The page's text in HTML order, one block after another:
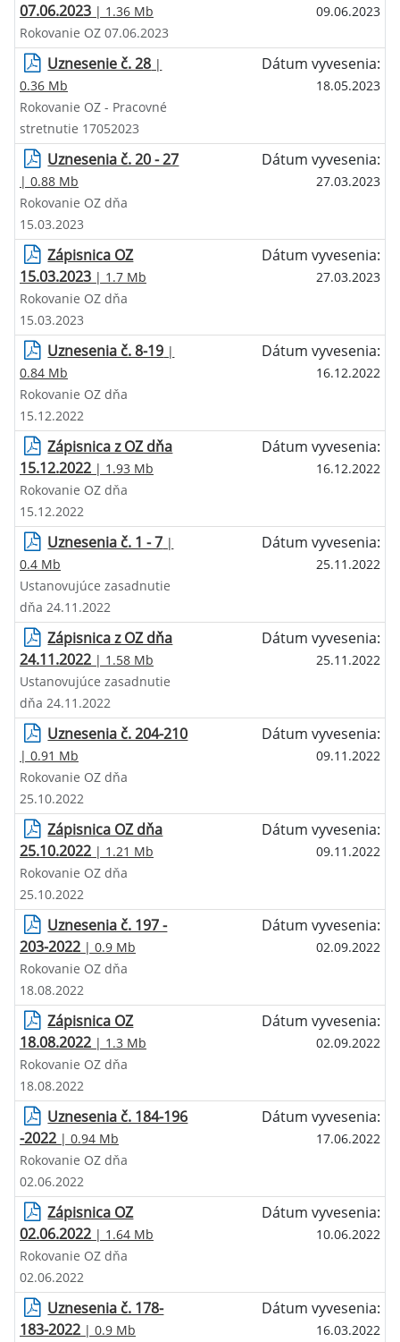
07.06.2023 | 1.36 Mb
09.06.2023
Rokovanie OZ 07.06.2023
Uznesenie č. 28 |
0.36 Mb
Dátum vyvesenia:
18.05.2023
Rokovanie OZ - Pracovné
stretnutie 17052023
Uznesenia č. 20 - 27
| 0.88 Mb
Dátum vyvesenia:
27.03.2023
Rokovanie OZ dňa
15.03.2023
Zápisnica OZ
15.03.2023 | 1.7 Mb
Dátum vyvesenia:
27.03.2023
Rokovanie OZ dňa
15.03.2023
Uznesenia č. 8-19 |
0.84 Mb
Dátum vyvesenia:
16.12.2022
Rokovanie OZ dňa
15.12.2022
Zápisnica z OZ dňa
15.12.2022 | 1.93 Mb
Dátum vyvesenia:
16.12.2022
Rokovanie OZ dňa
15.12.2022
Uznesenia č. 1 - 7 |
0.4 Mb
Dátum vyvesenia:
25.11.2022
Ustanovujúce zasadnutie
dňa 24.11.2022
Zápisnica z OZ dňa
24.11.2022 | 1.58 Mb
Dátum vyvesenia:
25.11.2022
Ustanovujúce zasadnutie
dňa 24.11.2022
Uznesenia č. 204-210
| 0.91 Mb
Dátum vyvesenia:
09.11.2022
Rokovanie OZ dňa
25.10.2022
Zápisnica OZ dňa
25.10.2022 | 1.21 Mb
Dátum vyvesenia:
09.11.2022
Rokovanie OZ dňa
25.10.2022
Uznesenia č. 197 -
203-2022 | 0.9 Mb
Dátum vyvesenia:
02.09.2022
Rokovanie OZ dňa
18.08.2022
Zápisnica OZ
18.08.2022 | 1.3 Mb
Dátum vyvesenia:
02.09.2022
Rokovanie OZ dňa
18.08.2022
Uznesenia č. 184-196
-2022 | 0.94 Mb
Dátum vyvesenia:
17.06.2022
Rokovanie OZ dňa
02.06.2022
Zápisnica OZ
02.06.2022 | 1.64 Mb
Dátum vyvesenia:
10.06.2022
Rokovanie OZ dňa
02.06.2022
Uznesenia č. 178-
183-2022 | 0.9 Mb
Dátum vyvesenia:
16.03.2022